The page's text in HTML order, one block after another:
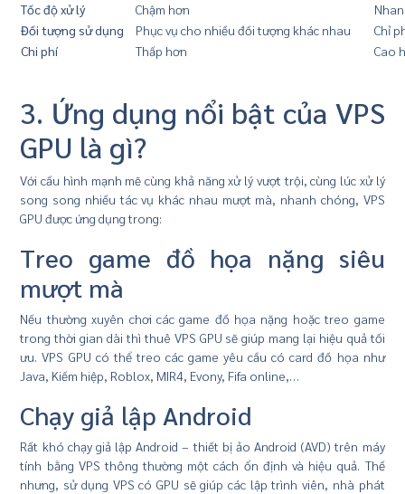
Tốc độ xử lý
Chậm hơn
Đối tượng sử dụng
Phục vụ cho nhiều đối tượng khác nhau
Chỉ
Chi phí
Thấp hơn Cao
3. Ứng dụng nổi bật của VPS
GPU là gì?
Với cấu hình mạnh mẽ cùng khả năng xử lý vượt trội, cùng lúc xử lý
song song nhiều tác vụ khác nhau mượt mà, nhanh chóng, VPS
GPU được ứng dụng trong:
Treo game đồ họa nặng siêu
mượt mà
Nếu thường xuyên chơi các game đồ họa nặng hoặc treo game
trong thời gian dài thì thuê VPS GPU sẽ giúp mang lại hiệu quả tối
ưu. VPS GPU có thể treo các game yêu cầu có card đồ họa như
Java, Kiếm hiệp, Roblox, MIR4, Evony, Fifa online,…
Chạy giả lập Android
Rất khó chạy giả lập Android – thiết bị ảo Android (AVD) trên máy
tính bằng VPS thông thường một cách ổn định và hiệu quả. Thế
nhưng, sử dụng VPS có GPU sẽ giúp các lập trình viên, nhà phát